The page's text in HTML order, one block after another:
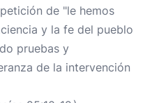
de "le hemos
y la fe del pueblo
pruebas y
de la intervención